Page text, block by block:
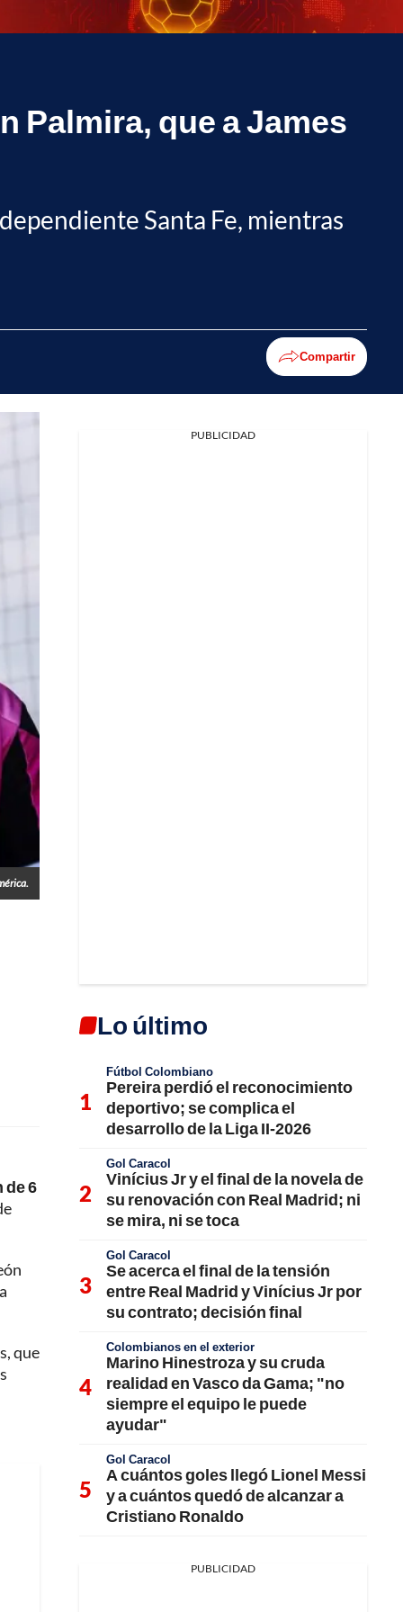
Palmira, que a James
Santa Fe, mientras
Compartir
de 6
que
PUBLICIDAD
Lo último
Fútbol Colombiano
Pereira perdió el reconocimiento
deportivo; se complica el
desarrollo de la Liga II-2026
Gol Caracol
Vinícius Jr y el final de la novela de
su renovación con Real Madrid; ni
se mira, ni se toca
Gol Caracol
Se acerca el final de la tensión
entre Real Madrid y Vinícius Jr por
su contrato; decisión final
Colombianos en el exterior
Marino Hinestroza y su cruda
realidad en Vasco da Gama; "no
siempre el equipo le puede
ayudar"
Gol Caracol
A cuántos goles llegó Lionel Messi
y a cuántos quedó de alcanzar a
Cristiano Ronaldo
PUBLICIDAD